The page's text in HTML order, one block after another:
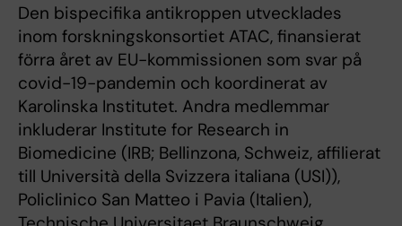
Den bispecifika antikroppen utvecklades
inom forskningskonsortiet ATAC, finansierat
förra året av EU-kommissionen som svar på
covid-19-pandemin och koordinerat av
Karolinska Institutet. Andra medlemmar
inkluderar Institute for Research in
Biomedicine (IRB; Bellinzona, Schweiz, affilierat
till Università della Svizzera italiana (USI)),
Policlinico San Matteo i Pavia (Italien),